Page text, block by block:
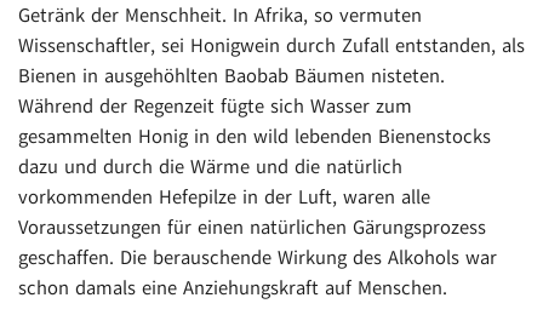
Getränk der Menschheit. In Afrika, so vermuten
Wissenschaftler, sei Honigwein durch Zufall entstanden, als
Bienen in ausgehöhlten Baobab Bäumen nisteten.
Während der Regenzeit fügte sich Wasser zum
gesammelten Honig in den wild lebenden Bienenstocks
dazu und durch die Wärme und die natürlich
vorkommenden Hefepilze in der Luft, waren alle
Voraussetzungen für einen natürlichen Gärungsprozess
geschaffen. Die berauschende Wirkung des Alkohols war
schon damals eine Anziehungskraft auf Menschen.